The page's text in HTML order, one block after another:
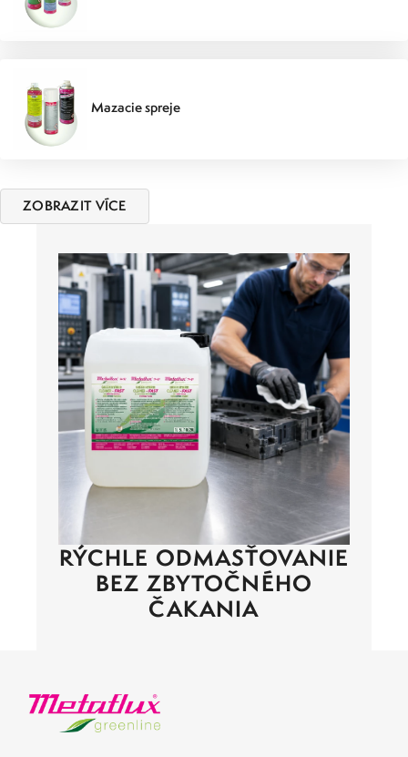
Mazacie spreje
ZOBRAZIT VÍCE
RÝCHLE ODMASŤOVANIE
BEZ ZBYTOČNÉHO
ČAKANIA